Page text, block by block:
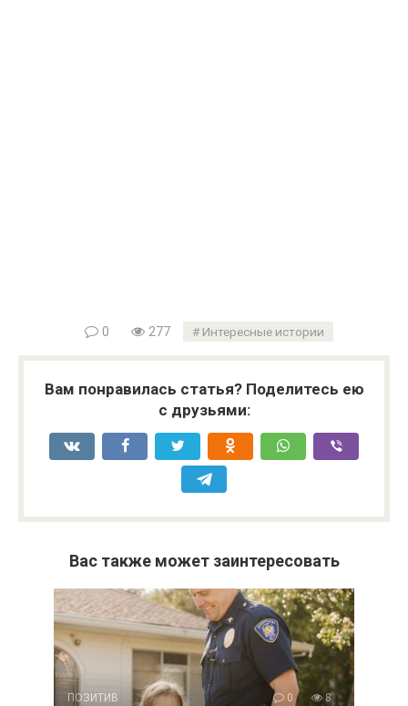
0 277 Интересные истории
Вам понравилась статья? Поделитесь ею
с друзьями:
Вас также может заинтересовать
ПОЗИТИВ 0 8